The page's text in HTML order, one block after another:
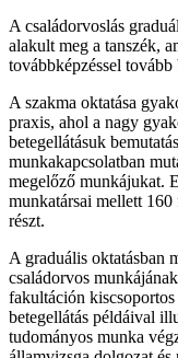
A családorvoslás
alakult meg a tanszék,
továbbképzéssel
A szakma oktatása
praxis, ahol a nagy
betegellátásuk
munkakapcsolatban
megelőző munkájukat.
munkatársai mellett
részt.
A graduális oktatásban
családorvos
fakultáción
betegellátás példáival
tudományos munka